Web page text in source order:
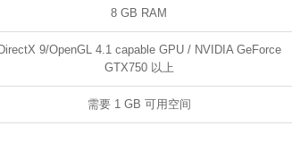
8 GB RAM
DirectX 9/OpenGL 4.1 capable GPU / NVIDIA GeForce
GTX750 以上
需要 1 GB 可用空间